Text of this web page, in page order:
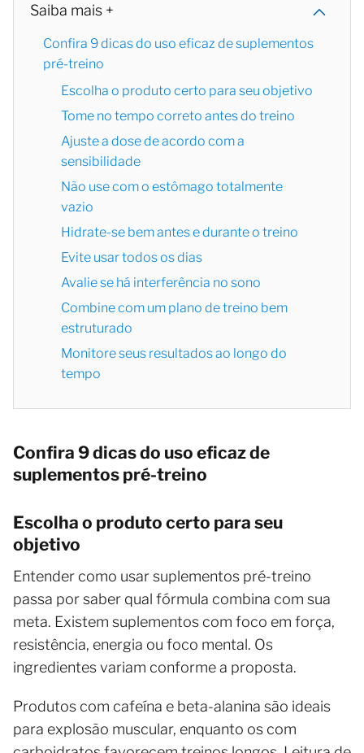
Saiba mais +
Confira 9 dicas do uso eficaz de suplementos
pré-treino
Escolha o produto certo para seu objetivo
Tome no tempo correto antes do treino
Ajuste a dose de acordo com a
sensibilidade
Não use com o estômago totalmente
vazio
Hidrate-se bem antes e durante o treino
Evite usar todos os dias
Avalie se há interferência no sono
Combine com um plano de treino bem
estruturado
Monitore seus resultados ao longo do
tempo
Confira 9 dicas do uso eficaz de
suplementos pré-treino
Escolha o produto certo para seu
objetivo
Entender como usar suplementos pré-treino
passa por saber qual fórmula combina com sua
meta. Existem suplementos com foco em força,
resistência, energia ou foco mental. Os
ingredientes variam conforme a proposta.
Produtos com cafeína e beta-alanina são ideais
para explosão muscular, enquanto os com